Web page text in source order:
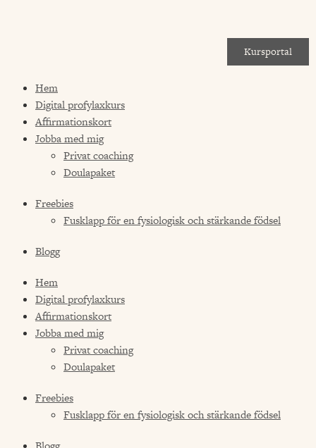
Kursportal
Hem
Digital profylaxkurs
Affirmationskort
Jobba med mig
Privat coaching
Doulapaket
Freebies
Fusklapp för en fysiologisk och stärkande födsel
Blogg
Hem
Digital profylaxkurs
Affirmationskort
Jobba med mig
Privat coaching
Doulapaket
Freebies
Fusklapp för en fysiologisk och stärkande födsel